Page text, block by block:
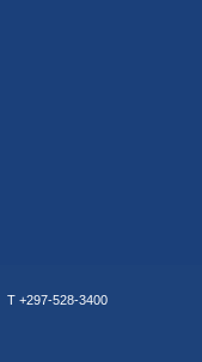
T +297-528-3400